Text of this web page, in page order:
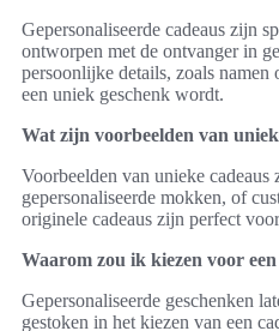
Gepersonaliseerde cadeaus zijn
ontworpen met de ontvanger in
persoonlijke details, zoals namen
een uniek geschenk wordt.
Wat zijn voorbeelden van
Voorbeelden van unieke cadeaus
gepersonaliseerde mokken, of
originele cadeaus zijn perfect
Waarom zou ik kiezen voor
Gepersonaliseerde geschenken
gestoken in het kiezen van een